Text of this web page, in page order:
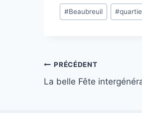
Étiquettes
de
#Beaubreuil #
Navigation
de
PRÉCÉDENT
La belle Fête